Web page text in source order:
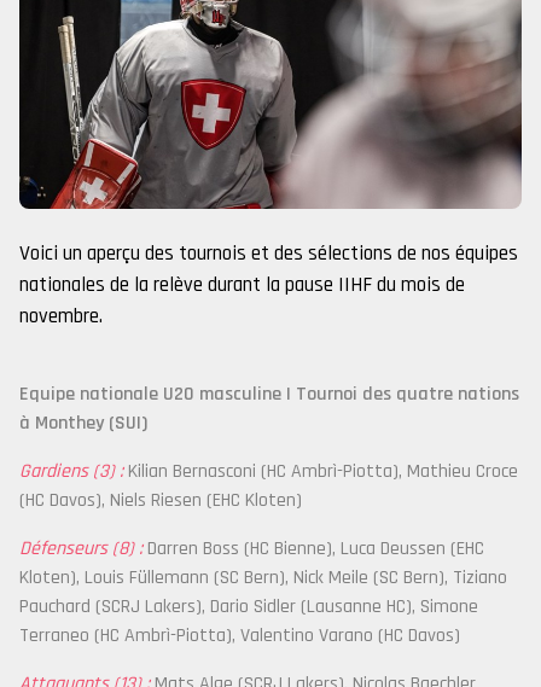
Voici un aperçu des tournois et des sélections de nos équipes
nationales de la relève durant la pause IIHF du mois de
novembre.
Equipe nationale U20 masculine | Tournoi des quatre nations
à Monthey (SUI)
Gardiens (3) :Kilian Bernasconi (HC Ambrì-Piotta), Mathieu Croce
(HC Davos), Niels Riesen (EHC Kloten)
Défenseurs (8) :Darren Boss (HC Bienne), Luca Deussen (EHC
Kloten), Louis Füllemann (SC Bern), Nick Meile (SC Bern), Tiziano
Pauchard (SCRJ Lakers), Dario Sidler (Lausanne HC), Simone
Terraneo (HC Ambrì-Piotta), Valentino Varano (HC Davos)